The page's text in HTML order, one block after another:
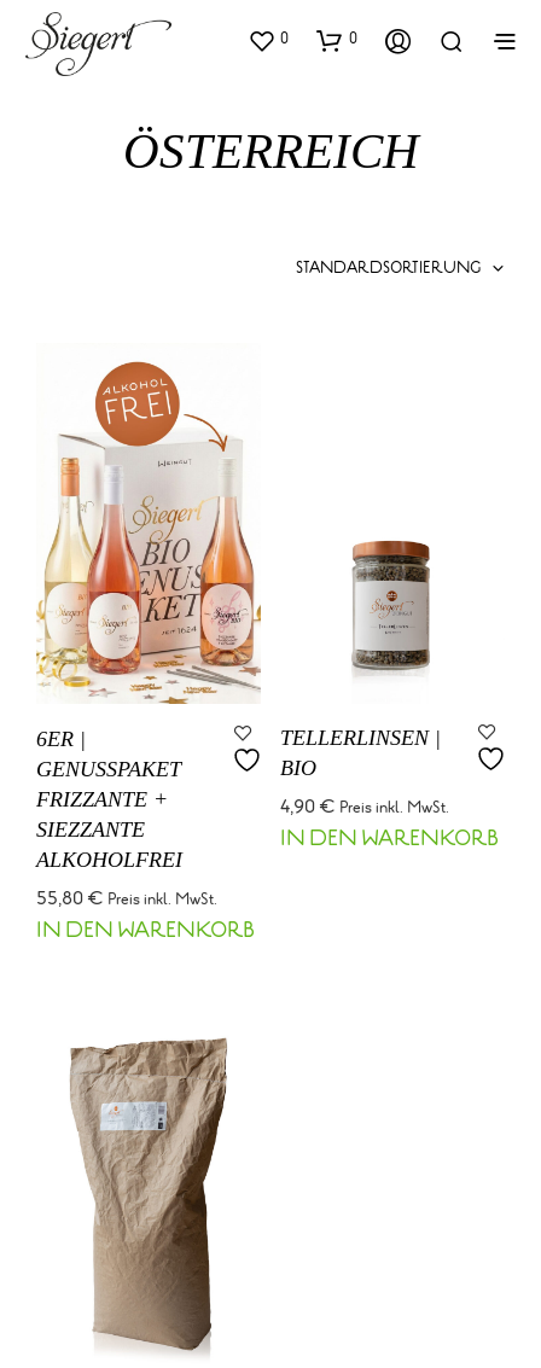
0 0
ÖSTERREICH
STANDARDSORTIERUNG
6ER |
GENUSSPAKET
FRIZZANTE +
SIEZZANTE
ALKOHOLFREI
55,80 € Preis inkl. MwSt.
IN DEN WARENKORB
TELLERLINSEN |
BIO
4,90 € Preis inkl. MwSt.
IN DEN WARENKORB